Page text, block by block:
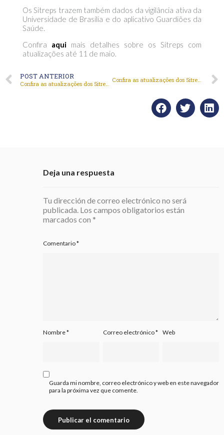
Os Sitreps trazem também dados da vigilância ativa da
Universidade de Brasília e do aplicativo Guardiões da
Saúde.
Confira aquimais detalhes sobre os Sitreps com
atualizações até 11 de maio.
POST ANTERIOR Confira as atualizações dos Sitreps até 18 de maio
Deja una respuesta
Tu dirección de correo electrónico no será
publicada. Los campos obligatorios están
marcados con *
Comentario*
Nombre* Correo electrónico* Web
Guarda mi nombre, correo electrónico y web en este navegador
para la próxima vez que comente.